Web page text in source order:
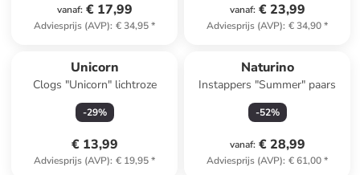
vanaf: € 17,99
Adviesprijs (AVP): € 34,95*
vanaf: € 23,99
Adviesprijs (AVP): € 34,90*
Unicorn
Clogs "Unicorn" lichtroze
-29%
€ 13,99
Adviesprijs (AVP): € 19,95*
Naturino
Instappers "Summer" paars
-52%
vanaf: € 28,99
Adviesprijs (AVP): € 61,00*